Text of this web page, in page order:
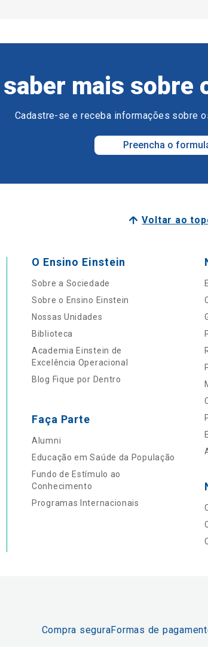
mais sobre
Cadastre-se e receba informações sobre
Preencha o
Voltar ao
O Ensino Einstein
Sobre a Sociedade
Sobre o Ensino Einstein
Nossas Unidades
Biblioteca
Academia Einstein de
Excelência Operacional
Blog Fique por Dentro
Faça Parte
Alumni
Educação em Saúde da População
Fundo de Estímulo ao
Conhecimento
Programas Internacionais
Compra seguraFormas de